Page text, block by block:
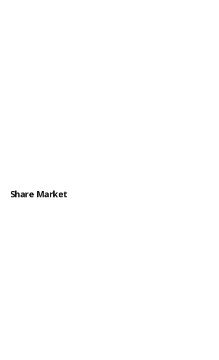
Share Market